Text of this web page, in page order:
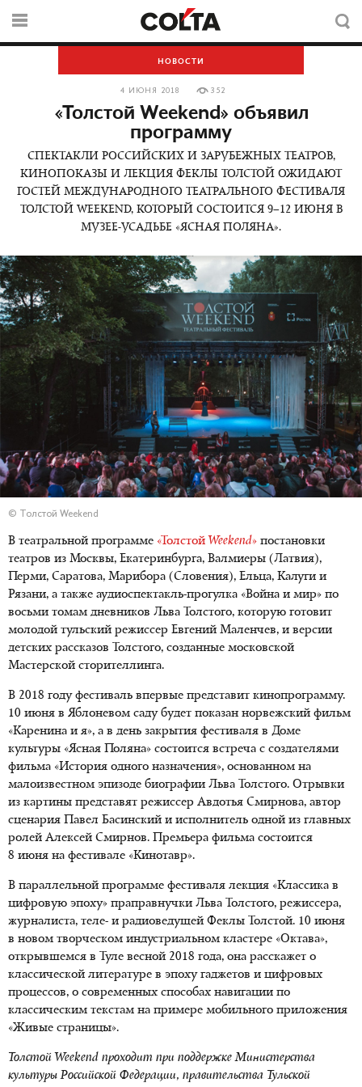
НОВОСТИ
4 ИЮНЯ 2018 352
«Толстой Weekend» объявил
программу
СПЕКТАКЛИ РОССИЙСКИХ И ЗАРУБЕЖНЫХ ТЕАТРОВ,
КИНОПОКАЗЫ И ЛЕКЦИЯ ФЕКЛЫ ТОЛСТОЙ ОЖИДАЮТ
ГОСТЕЙ МЕЖДУНАРОДНОГО ТЕАТРАЛЬНОГО ФЕСТИВАЛЯ
ТОЛСТОЙ WEEKEND, КОТОРЫЙ СОСТОИТСЯ 9–12 ИЮНЯ В
МУЗЕЕ-УСАДЬБЕ «ЯСНАЯ ПОЛЯНА».
© Толстой Weekend
В театральной программе «Толстой Weekend» постановки
театров из Москвы, Екатеринбурга, Валмиеры (Латвия),
Перми, Саратова, Марибора (Словения), Ельца, Калуги и
Рязани, а также аудиоспектакль-прогулка «Война и мир» по
восьми томам дневников Льва Толстого, которую готовит
молодой тульский режиссер Евгений Маленчев, и версии
детских рассказов Толстого, созданные московской
Мастерской сторителлинга.
В 2018 году фестиваль впервые представит кинопрограмму.
10 июня в Яблоневом саду будет показан норвежский фильм
«Каренина и я», а в день закрытия фестиваля в Доме
культуры «Ясная Поляна» состоится встреча с создателями
фильма «История одного назначения», основанном на
малоизвестном эпизоде биографии Льва Толстого. Отрывки
из картины представят режиссер Авдотья Смирнова, автор
сценария Павел Басинский и исполнитель одной из главных
ролей Алексей Смирнов. Премьера фильма состоится
8 июня на фестивале «Кинотавр».
В параллельной программе фестиваля лекция «Классика в
цифровую эпоху» праправнучки Льва Толстого, режиссера,
журналиста, теле- и радиоведущей Феклы Толстой. 10 июня
в новом творческом индустриальном кластере «Октава»,
открывшемcя в Туле весной 2018 года, она расскажет о
классической литературе в эпоху гаджетов и цифровых
процессов, о современных способах навигации по
классическим текстам на примере мобильного приложения
«Живые страницы».
Толстой Weekend проходит при поддержке Министерства
культуры Российской Федерации, правительства Тульской